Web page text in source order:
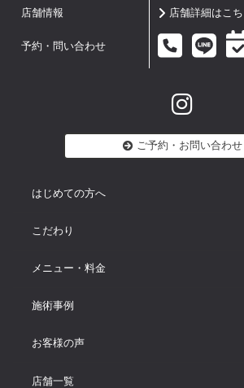
店舗情報 店舗詳細はこち
予約・問い合わせ
ご予約・お問い合わせ
はじめての方へ
こだわり
メニュー・料金
施術事例
お客様の声
店舗一覧